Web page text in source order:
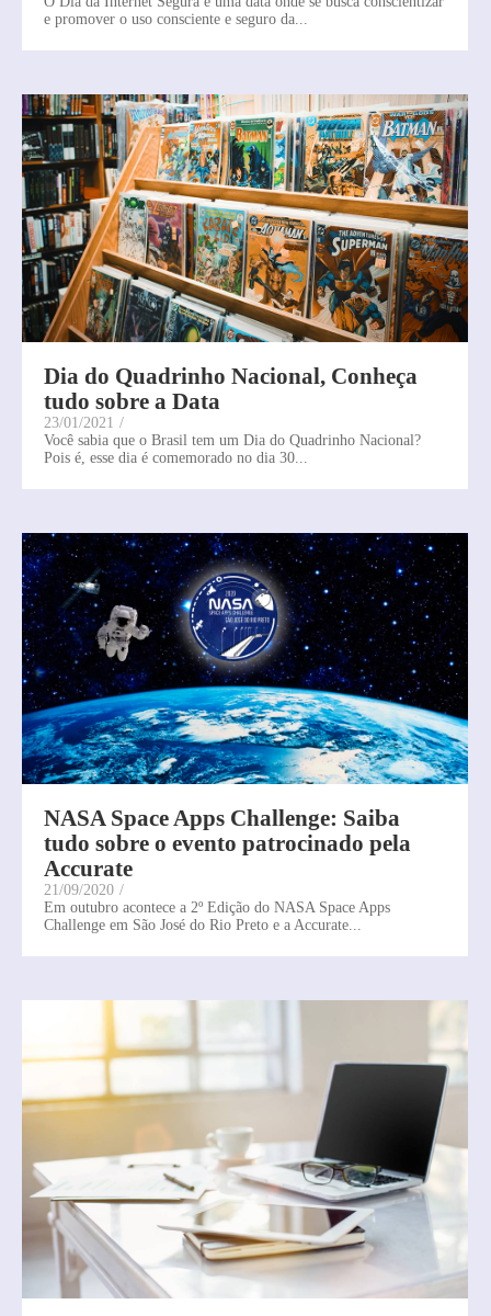
e promover o uso consciente e seguro da...
Dia do Quadrinho Nacional, Conheça
tudo sobre a Data
23/01/2021 /
Você sabia que o Brasil tem um Dia do Quadrinho Nacional?
Pois é, esse dia é comemorado no dia 30...
NASA Space Apps Challenge: Saiba
tudo sobre o evento patrocinado pela
Accurate
21/09/2020 /
Em outubro acontece a 2º Edição do NASA Space Apps
Challenge em São José do Rio Preto e a Accurate...